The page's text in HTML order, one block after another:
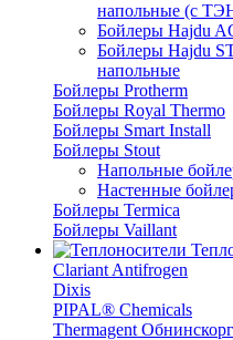
напольные (с
Бойлеры Hajdu
Бойлеры Hajdu
напольные
Бойлеры Protherm
Бойлеры Royal Thermo
Бойлеры Smart Install
Бойлеры Stout
Напольные
Настенные
Бойлеры Termica
Бойлеры Vaillant
Clariant Antifrogen
Dixis
PIPAL® Chemicals
Thermagent